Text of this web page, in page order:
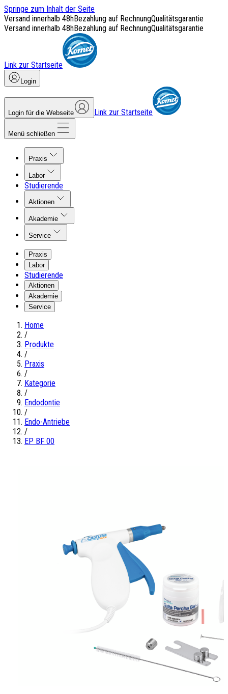
Springe zum Inhalt der Seite
Versand innerhalb 48hBezahlung auf RechnungQualitätsgarantie
Versand innerhalb 48hBezahlung auf RechnungQualitätsgarantie
Link zur Startseite
Login
Login für die Webseite Link zur Startseite
Menü schließen
Praxis
Labor
Studierende
Aktionen
Akademie
Service
Praxis
Labor
Studierende
Aktionen
Akademie
Service
Home
/
Produkte
/
Praxis
/
Kategorie
/
Endodontie
/
Endo-Antriebe
/
EP BF 00